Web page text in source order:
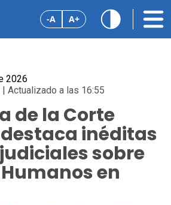
-A A+
2026
Actualizado a las 16:55
de la Corte
inéditas
sobre
en